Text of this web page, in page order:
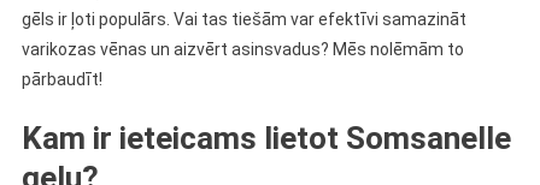
gēls ir ļoti populārs. Vai tas tiešām var efektīvi samazināt
varikozas vēnas un aizvērt asinsvadus? Mēs nolēmām to
pārbaudīt!
Kam ir ieteicams lietot Somsanelle
gelu?